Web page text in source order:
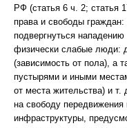
РФ (статья 6 ч. 2; статья
права и свободы
подвергнуться
физически слабые люди:
(зависимость от пола), а
пустырями и иными
от места жительства) и
на свободу передвижения
инфраструктуры,